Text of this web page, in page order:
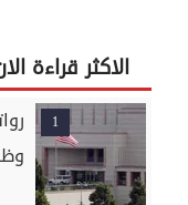
الاكثر قراءة
1